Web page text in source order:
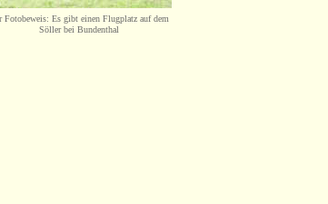
Fotobeweis: Es gibt einen Flugplatz auf dem
Söller bei Bundenthal